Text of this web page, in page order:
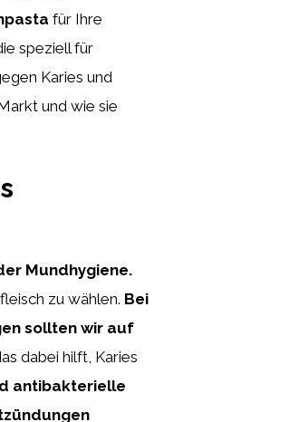
für Ihre
speziell für
Karies und
und wie sie
Mundhygiene.
zu wählen. Bei
sollten wir auf
dabei hilft, Karies
antibakterielle